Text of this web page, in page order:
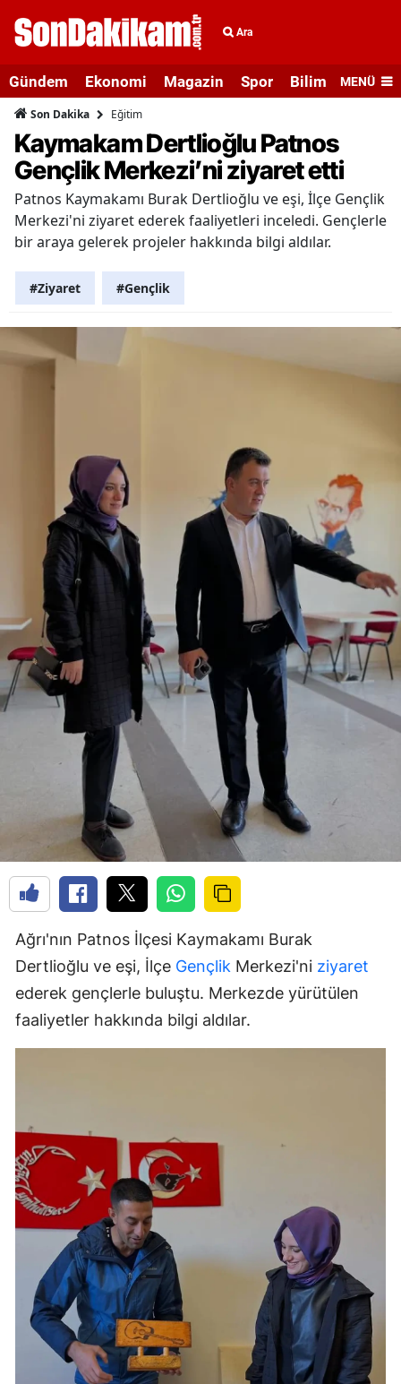
Ara
Gündem Ekonomi Magazin Spor Bilim veMENÜ
Son Dakika Eğitim
Kaymakam Dertlioğlu Patnos
Gençlik Merkezi’ni ziyaret etti
Patnos Kaymakamı Burak Dertlioğlu ve eşi, İlçe Gençlik
Merkezi'ni ziyaret ederek faaliyetleri inceledi. Gençlerle
bir araya gelerek projeler hakkında bilgi aldılar.
#Ziyaret #Gençlik
Ağrı'nın Patnos İlçesi Kaymakamı Burak
Dertlioğlu ve eşi, İlçe Gençlik Merkezi'ni ziyaret
ederek gençlerle buluştu. Merkezde yürütülen
faaliyetler hakkında bilgi aldılar.